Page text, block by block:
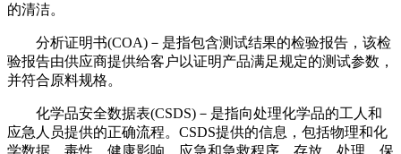
的清洁。
分析证明书(COA)－是指包含测试结果的检验报告，该检
验报告由供应商提供给客户以证明产品满足规定的测试参数，
并符合原料规格。
化学品安全数据表(CSDS)－是指向处理化学品的工人和
应急人员提供的正确流程。CSDS提供的信息，包括物理和化
学数据、毒性、健康影响、应急和急救程序、存放、处理、保